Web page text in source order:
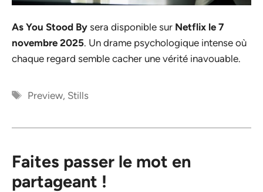
As You Stood By sera disponible sur Netflix le 7
novembre 2025. Un drame psychologique intense où
chaque regard semble cacher une vérité inavouable.
Étiquettes
Preview, Stills
Faites passer le mot en
partageant !